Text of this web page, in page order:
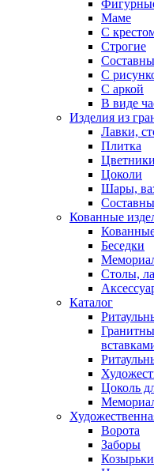
Маме
С
Строгие
С
С аркой
В виде
Изделия из
Лавки,
Плитка
Цветники
Цоколи
Шары,
Кованные
Беседки
Столы,
Каталог
Цоколь
Ворота
Заборы
Козырьки